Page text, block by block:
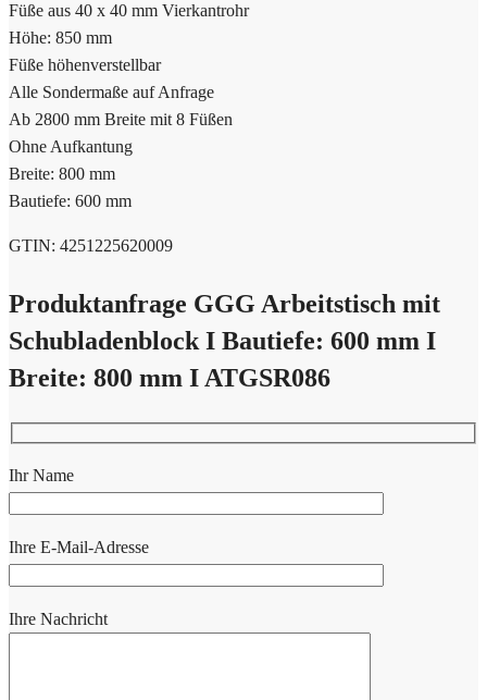
Füße aus 40 x 40 mm Vierkantrohr
Höhe: 850 mm
Füße höhenverstellbar
Alle Sondermaße auf Anfrage
Ab 2800 mm Breite mit 8 Füßen
Ohne Aufkantung
Breite: 800 mm
Bautiefe: 600 mm
GTIN: 4251225620009
Produktanfrage GGG Arbeitstisch mit
Schubladenblock I Bautiefe: 600 mm I
Breite: 800 mm I ATGSR086
Ihr Name
Ihre E-Mail-Adresse
Ihre Nachricht